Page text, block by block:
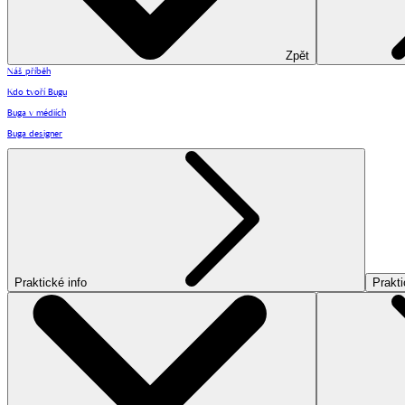
Zpět
Náš příběh
Kdo tvoří Bugu
Buga v médiích
Buga designer
Praktické info